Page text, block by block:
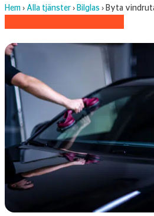
Hem › Alla tjänster › Bilglas › Byta